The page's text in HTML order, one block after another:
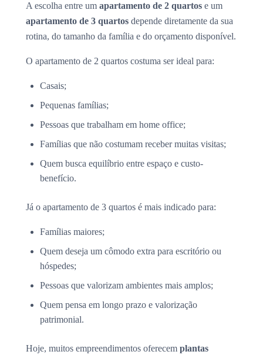
A escolha entre um apartamento de 2 quartos e um
apartamento de 3 quartos depende diretamente da sua
rotina, do tamanho da família e do orçamento disponível.
O apartamento de 2 quartos costuma ser ideal para:
Casais;
Pequenas famílias;
Pessoas que trabalham em home office;
Famílias que não costumam receber muitas visitas;
Quem busca equilíbrio entre espaço e custo-
benefício.
Já o apartamento de 3 quartos é mais indicado para:
Famílias maiores;
Quem deseja um cômodo extra para escritório ou
hóspedes;
Pessoas que valorizam ambientes mais amplos;
Quem pensa em longo prazo e valorização
patrimonial.
Hoje, muitos empreendimentos oferecem plantas